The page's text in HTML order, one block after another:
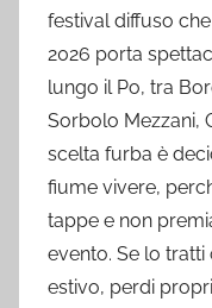
festival diffuso
2026 porta
lungo il Po, tra
Sorbolo Mezzani,
scelta furba è
fiume vivere,
tappe e non
evento. Se lo
estivo, perdi